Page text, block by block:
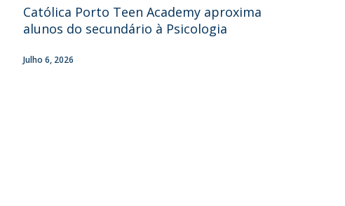
Católica Porto Teen Academy aproxima
alunos do secundário à Psicologia
Julho 6, 2026